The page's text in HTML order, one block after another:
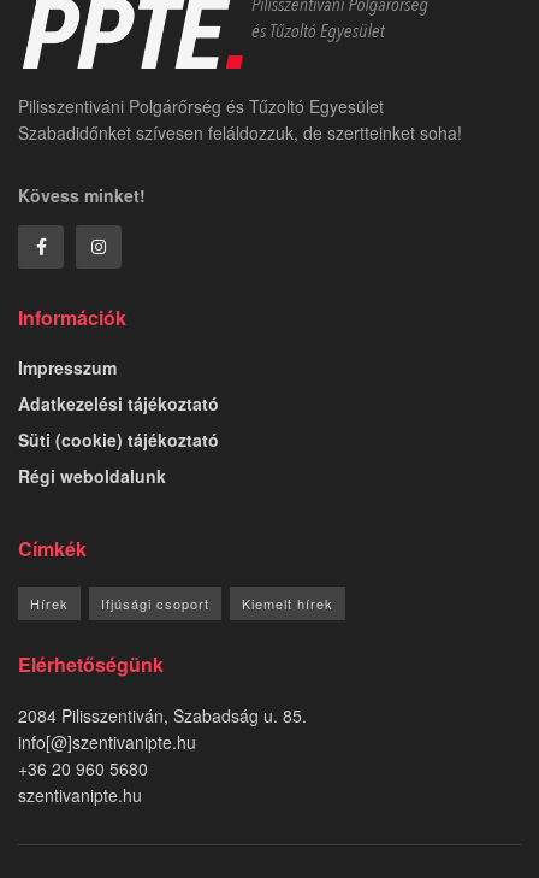
Pilisszentiváni Polgárőrség és Tűzoltó Egyesület
Szabadidőnket szívesen feláldozzuk, de szertteinket soha!
Kövess minket!
Információk
Impresszum
Adatkezelési tájékoztató
Süti (cookie) tájékoztató
Régi weboldalunk
Címkék
Hírek Ifjúsági csoport Kiemelt hírek
Elérhetőségünk
2084 Pilisszentiván, Szabadság u. 85.
info[@]szentivanipte.hu
+36 20 960 5680
szentivanipte.hu